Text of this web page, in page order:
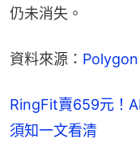
仍未消失。
資料來源： Polygon
RingFit賣659元！
須知一文看清